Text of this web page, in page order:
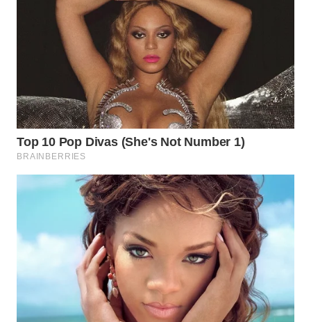
INDRAMAYU
WN
MAJALENGKA
SUKABUMI
PURWAKARTA